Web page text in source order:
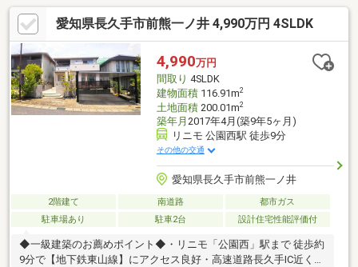
能・作業スペースの広いL字型キッチン・南向きバルコニー▼立地
のポイント▼・リニモ「芸大通」駅徒歩4分！・「長久手IC」や幹
線道路が近くお出かけに便利◎・木々や田園風景が広がる緑豊か
なエリア※市街化調整区域のため再建築の際は許可要 （愛知県
開発審査会16号の該当が必要です）※建物面積は車庫部分も含ま
れます
愛知県長久手市前熊一ノ井 4,990万円 4SLDK
4,990万円
間取り 4SLDK
建物面積116.91m2
土地面積200.01m2
築年月 2017年4月(築9年5ヶ月)
リニモ 公園西駅 徒歩9分
その他の交通
愛知県長久手市前熊一ノ井
2階建て 南道路
都市ガス
駐車場あり
駐車2台 設計住宅性能評価付
◆一級建築のお薦めポイント◆・リニモ「公園西」駅まで 徒歩約
9分で【地下鉄東山線】にアクセス良好・高速道路長久手IC近くで